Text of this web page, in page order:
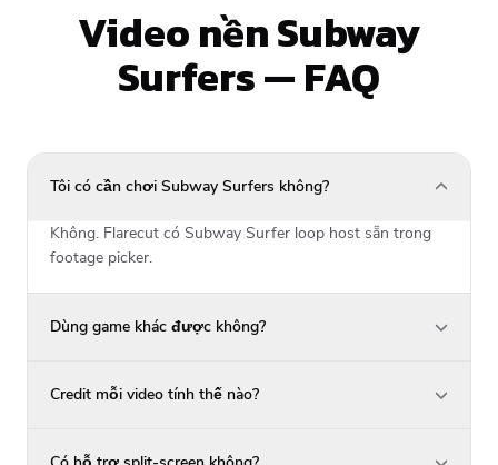
Video nền Subway
Surfers — FAQ
Tôi có cần chơi Subway Surfers không?
Không. Flarecut có Subway Surfer loop host sẵn trong
footage picker.
Dùng game khác được không?
Credit mỗi video tính thế nào?